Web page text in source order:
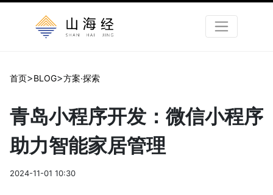
首页>BLOG>方案·探索
青岛小程序开发：微信小程序
助力智能家居管理
2024-11-01 10:30